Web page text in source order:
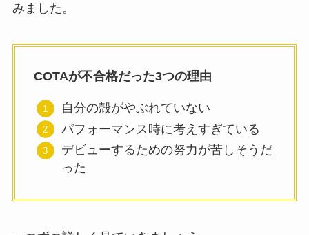
みました。
COTAが不合格だった3つの理由
自分の殻がやぶれていない
パフォーマンス時に考えすぎている
デビューするための努力が苦しそうだ
った